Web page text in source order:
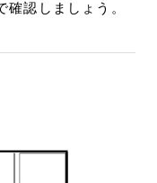
認しましょう。